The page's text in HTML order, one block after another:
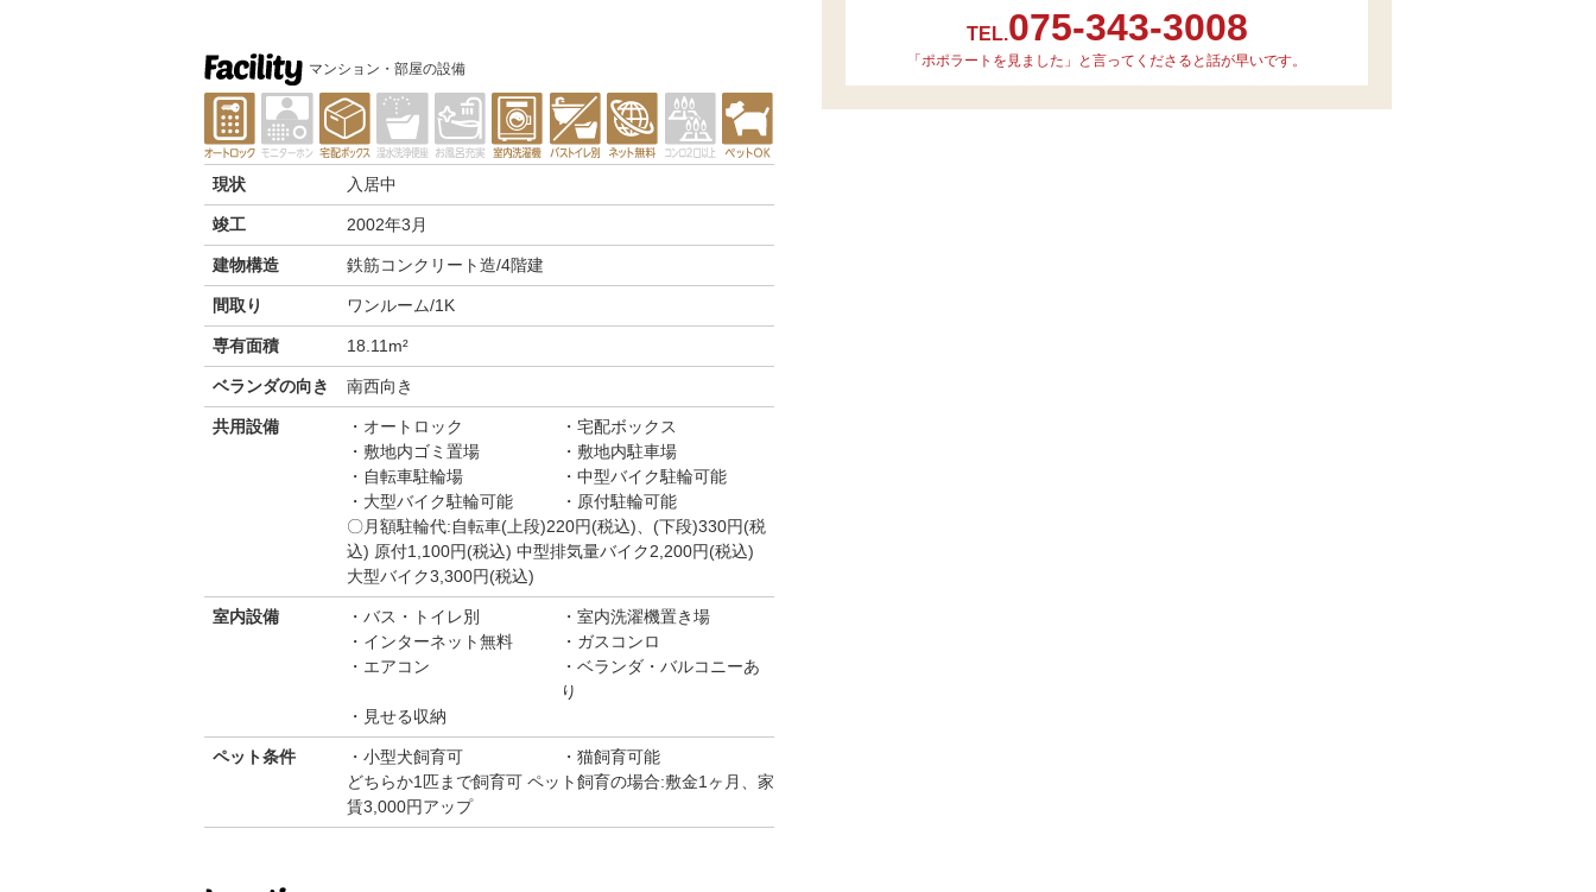
マンション・部屋の設備
現状 入居中
竣工 2002年3月
建物構造 鉄筋コンクリート造/4階建
間取り ワンルーム/1K
専有面積 18.11m²
ベランダの向き 南西向き
共用設備 オートロック
宅配ボックス
敷地内ゴミ置場
敷地内駐車場
自転車駐輪場
中型バイク駐輪可能
大型バイク駐輪可能
原付駐輪可能
〇月額駐輪代:自転車(上段)220円(税込)、(下段)330円(税
込) 原付1,100円(税込) 中型排気量バイク2,200円(税込)
大型バイク3,300円(税込)
室内設備 バス・トイレ別
室内洗濯機置き場
インターネット無料
ガスコンロ
エアコン
ベランダ・バルコニーあ
り
見せる収納
ペット条件 小型犬飼育可
猫飼育可能
どちらか1匹まで飼育可 ペット飼育の場合:敷金1ヶ月、家
賃3,000円アップ
TEL.075-343-3008
「ポポラートを見ました」と言ってくださると話が早いです。